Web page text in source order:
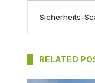
Sicherheits-
RELATED